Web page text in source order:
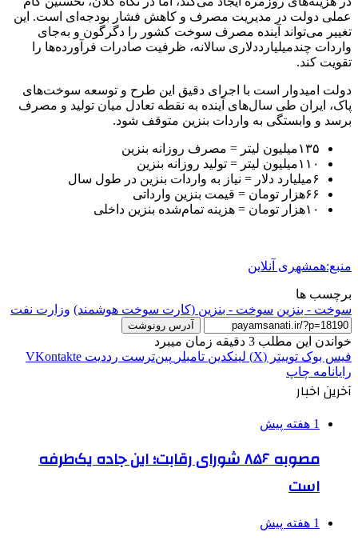
عملی دولت در مدیریت مصرف و کاهش فشار بودجه‌ای است. این
تغییر می‌تواند آینده مصرف سوخت کشور را دگرگون و به‌جای
واردات چندمیلیارددلاری سالانه، ظرفیت صادرات فرآورده‌ها را
تقویت کند.
دولت امیدوار است با اجرای دقیق این طرح و توسعه سوخت‌های
پاک، ایران طی سال‌های آینده به نقطه تعادل میان تولید و مصرف
برسد و وابستگی به واردات بنزین متوقف شود.
۱۳۵میلیون لیتر = مصرف روزانه بنزین
۱۱۰میلیون لیتر = تولید روزانه بنزین
۶میلیارد دلار = نیاز به واردات بنزین در طول سال
۶۶هزار تومان = قیمت بنزین وارداتی
۱۰هزار تومان = هزینه تمام‌شده بنزین داخلی
منبع:همشهری آنلاین
برچسب ها
سوخت - بنزین سوخت - بنزین (کارت سوخت هوشمند) وزارت نفت
آدرس رونوشت
خواندن این مطلب 3 دقیقه زمان میبرد
فیس بوک توییتر (X) لینکدین ‫تامبلر ‫پین‌ترست ‫رددیت ‫VKontakte
رایانامه چاپ
آخرین اخبار
1 هفته پیش
مصوبه ۸۵۶ شورای رقابت؛ این جاده یک‌طرفه
است
1 هفته پیش